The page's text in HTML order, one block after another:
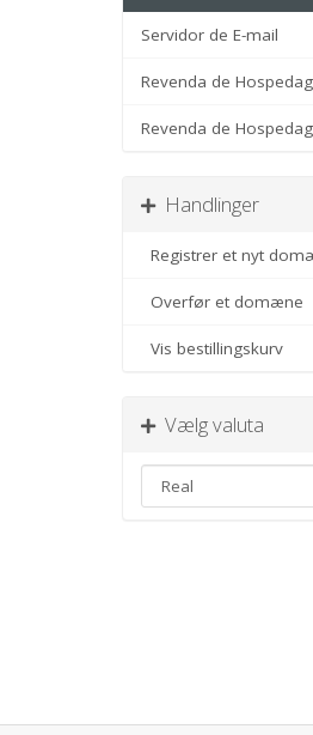
Servidor de E-mail
Revenda de
Revenda de
Handlinger
Registrer et nyt
Overfør et domæne
Vis bestillingskurv
Vælg valuta